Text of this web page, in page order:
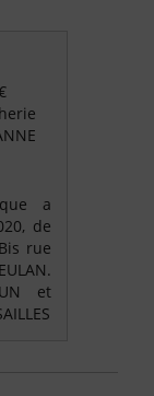
a
de
rue
et